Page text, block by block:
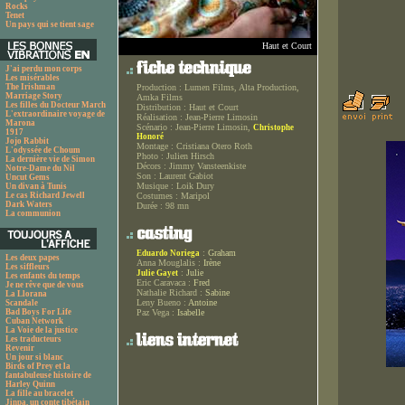
Rocks
Tenet
Un pays qui se tient sage
J'ai perdu mon corps
Les misérables
The Irishman
Marriage Story
Les filles du Docteur March
L'extraordinaire voyage de
Marona
1917
Jojo Rabbit
L'odyssée de Choum
La dernière vie de Simon
Notre-Dame du Nil
Uncut Gems
Un divan à Tunis
Le cas Richard Jewell
Dark Waters
La communion
Les deux papes
Les siffleurs
Les enfants du temps
Je ne rêve que de vous
La Llorana
Scandale
Bad Boys For Life
Cuban Network
La Voie de la justice
Les traducteurs
Revenir
Un jour si blanc
Birds of Prey et la
fantabuleuse histoire de
Harley Quinn
La fille au bracelet
Jinpa, un conte tibétain
Haut et Court
Production : Lumen Films, Alta Production,
Amka Films
Distribution : Haut et Court
Réalisation : Jean-Pierre Limosin
Scénario : Jean-Pierre Limosin, Christophe
Honoré
Montage : Cristiana Otero Roth
Photo : Julien Hirsch
Décors : Jimmy Vansteenkiste
Son : Laurent Gabiot
Musique : Loik Dury
Costumes : Maripol
Durée : 98 mn
Eduardo Noriega : Graham
Anna Mouglalis : Irène
Julie Gayet : Julie
Eric Caravaca : Fred
Nathalie Richard : Sabine
Leny Bueno : Antoine
Paz Vega : Isabelle